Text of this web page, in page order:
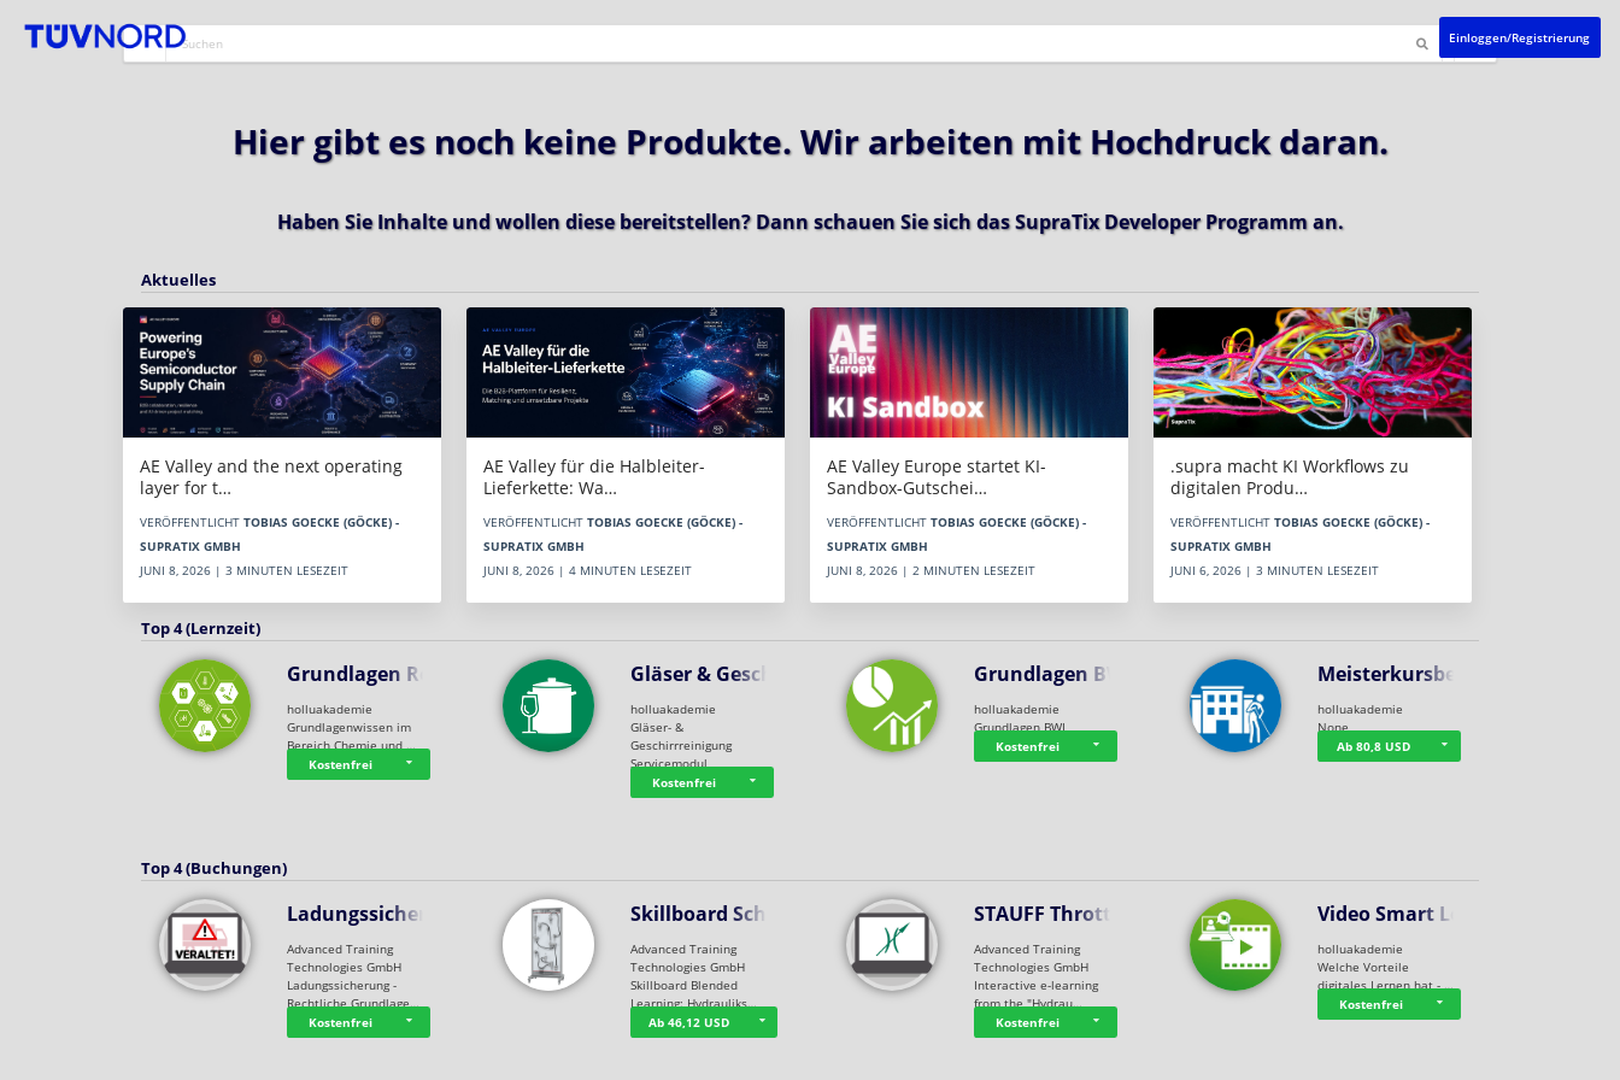
Einloggen/Registrierung
Hier gibt es noch keine Produkte. Wir arbeiten mit Hochdruck daran.
Haben Sie Inhalte und wollen diese bereitstellen? Dann schauen Sie sich dasSupraTix Developer Programman.
Aktuelles
AE Valley and the next operating
layer for t…
VERÖFFENTLICHT TOBIAS GOECKE (GÖCKE) -
SUPRATIX GMBH
JUNI 8, 2026 | 3 MINUTEN LESEZEIT
AE Valley für die Halbleiter-
Lieferkette: Wa…
VERÖFFENTLICHT TOBIAS GOECKE (GÖCKE) -
SUPRATIX GMBH
JUNI 8, 2026 | 4 MINUTEN LESEZEIT
AE Valley Europe startet KI-
Sandbox-Gutschei…
VERÖFFENTLICHT TOBIAS GOECKE (GÖCKE) -
SUPRATIX GMBH
JUNI 8, 2026 | 2 MINUTEN LESEZEIT
.supra macht KI Workflows zu
digitalen Produ…
VERÖFFENTLICHT TOBIAS GOECKE (GÖCKE) -
SUPRATIX GMBH
JUNI 6, 2026 | 3 MINUTEN LESEZEIT
Top 4 (Lernzeit)
Grundlagen Rein…
holluakademie
Grundlagenwissen im
Bereich Chemie und …
Kostenfrei
Gläser & Geschi…
holluakademie
Gläser- &
Geschirrreinigung
Servicemodul
Kostenfrei
Grundlagen BWL
holluakademie
Grundlagen BWL
Kostenfrei
Meisterkursbegl…
holluakademie
None
Ab 80,8 USD
Top 4 (Buchungen)
Ladungssicherung
Advanced Training
Technologies GmbH
Ladungssicherung -
Rechtliche Grundlage…
Kostenfrei
Skillboard Schl…
Advanced Training
Technologies GmbH
Skillboard Blended
Learning: Hydrauliks…
Ab 46,12 USD
STAUFF Throttle…
Advanced Training
Technologies GmbH
Interactive e-learning
from the "Hydrau…
Kostenfrei
Video Smart Lea…
holluakademie
Welche Vorteile
digitales Lernen hat - …
Kostenfrei